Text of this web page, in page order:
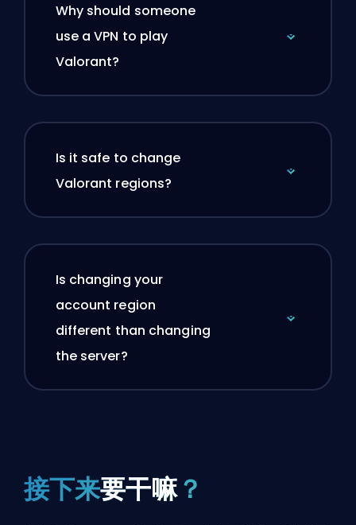
Why should someone
use a VPN to play
Valorant?
Is it safe to change
Valorant regions?
Is changing your
account region
different than changing
the server?
接下来要干嘛？